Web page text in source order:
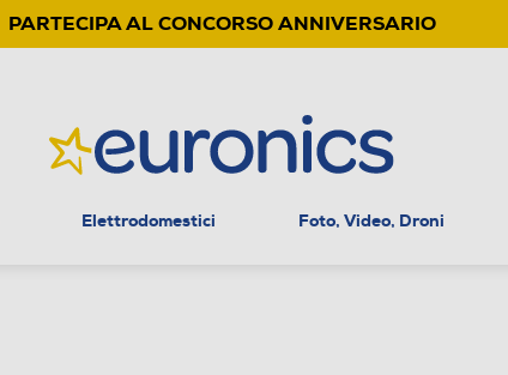
PARTECIPA AL CONCORSO ANNIVERSARIO
Elettrodomestici Foto, Video, Droni